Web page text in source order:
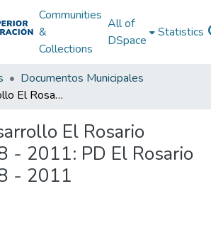
Communities
&
Collections
All of
DSpace
Statistics
Documentos Municipales
Plan de Desarrollo El Rosario Nariño 2008 - 2011: PD El Rosario Nariño 2008 - 2011
El Rosario
- 2011: PD El Rosario
- 2011